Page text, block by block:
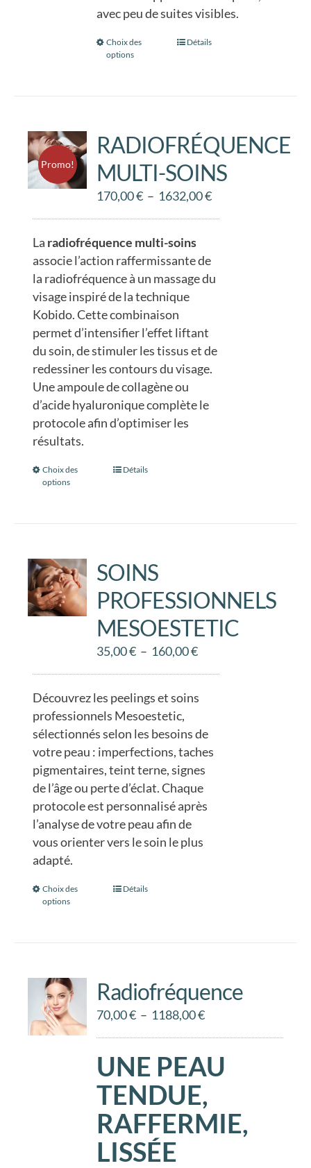
avec peu de suites visibles.
Choix des
options
Ce
Les
options
peuvent
être
choisies
la
page
du
produit
Détails
Promo!
RADIOFRÉQUENCE
MULTI-SOINS
170,00€ – 1632,00€Plage
1632,00 €
La radiofréquence multi-soins
associe l’action raffermissante de
la radiofréquence à un massage du
visage inspiré de la technique
Kobido. Cette combinaison
permet d’intensifier l’effet liftant
du soin, de stimuler les tissus et de
redessiner les contours du visage.
Une ampoule de collagène ou
d’acide hyaluronique complète le
protocole afin d’optimiser les
résultats.
Choix des
options
Ce
Les
options
peuvent
être
choisies
sur
la
du
produit
Détails
SOINS
PROFESSIONNELS
MESOESTETIC
35,00€ – 160,00€Plage
35,00 €
160,00 €
Découvrez les peelings et soins
professionnels Mesoestetic,
sélectionnés selon les besoins de
votre peau : imperfections, taches
pigmentaires, teint terne, signes
de l’âge ou perte d’éclat. Chaque
protocole est personnalisé après
l’analyse de votre peau afin de
vous orienter vers le soin le plus
adapté.
Choix des
options
Ce
Les
options
peuvent
être
choisies
sur
la
page
du
produit
Détails
Radiofréquence
70,00€ – 1188,00€Plage
70,00 €
1188,00 €
UNE PEAU
TENDUE,
RAFFERMIE,
LISSÉE